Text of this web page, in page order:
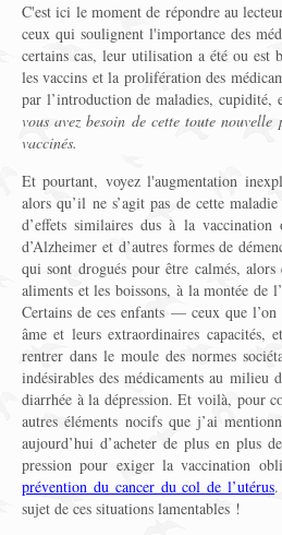
C'est ici le moment de répondre au
ceux qui soulignent l'importance des
certains cas, leur utilisation a été ou est
les vaccins et la prolifération des
par l’introduction de maladies,
vous avez besoin de cette toute nouvelle
vaccinés.
Et pourtant, voyez l'augmentation
alors qu’il ne s’agit pas de cette
d’effets similaires dus à la vaccination
d’Alzheimer et d’autres formes de
qui sont drogués pour être calmés,
aliments et les boissons, à la montée de
Certains de ces enfants — ceux que
âme et leurs extraordinaires
rentrer dans le moule des normes
indésirables des médicaments au milieu
diarrhée à la dépression. Et voilà, pour
autres éléments nocifs que j’ai
aujourd’hui d’acheter de plus en plus
pression pour exiger la vaccination
prévention du cancer du col de l’utérus
sujet de ces situations lamentables !